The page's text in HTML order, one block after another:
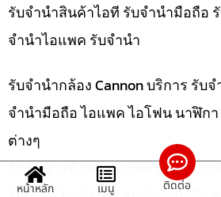
รับจำนำสินค้าไอที รับจำนำมือถือ
จำนำไอแพค รับจำนำ
รับจำนำกล้อง Cannon บริการ รับ
จำนำมือถือ ไอแพค ไอโฟน นาฬิก
ต่างๆ
รับจํานําแจ้งวัฒนะ.com รับจำนำก
หน้าหลัก เมนู ติดต่อ